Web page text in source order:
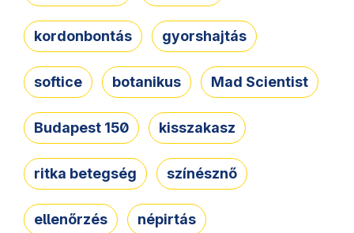
kordonbontás gyorshajtás
softice botanikus Mad Scientist
Budapest 150 kisszakasz
ritka betegség színésznő
ellenőrzés népirtás